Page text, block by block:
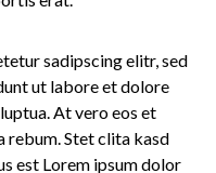
sadipscing elitr, sed
ut labore et dolore
At vero eos et
rebum. Stet clita kasd
est Lorem ipsum dolor